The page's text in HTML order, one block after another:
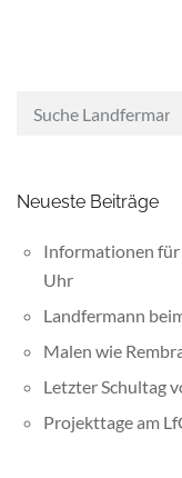
Neueste Beiträge
Informationen für
Uhr
Landfermann
Malen wie
Letzter Schultag
Projekttage am